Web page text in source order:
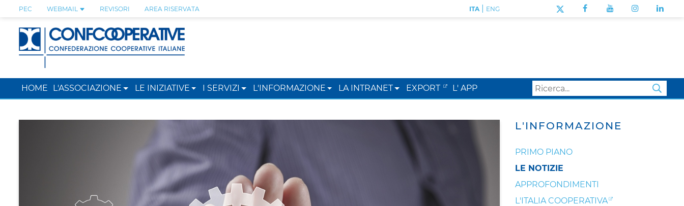
PEC WEBMAIL REVISORI AREA RISERVATA ITA| ENG
HOME L'ASSOCIAZIONE LE INIZIATIVE I SERVIZI L'INFORMAZIONE LA INTRANET EXPORT L' APP
L'INFORMAZIONE
PRIMO PIANO
LE NOTIZIE
APPROFONDIMENTI
L'ITALIA COOPERATIVA